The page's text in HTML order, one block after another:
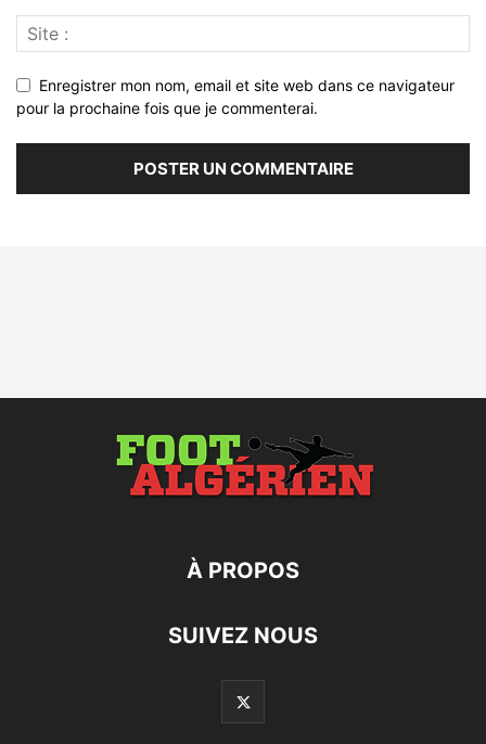
Enregistrer mon nom, email et site web dans ce navigateur
pour la prochaine fois que je commenterai.
À PROPOS
SUIVEZ NOUS